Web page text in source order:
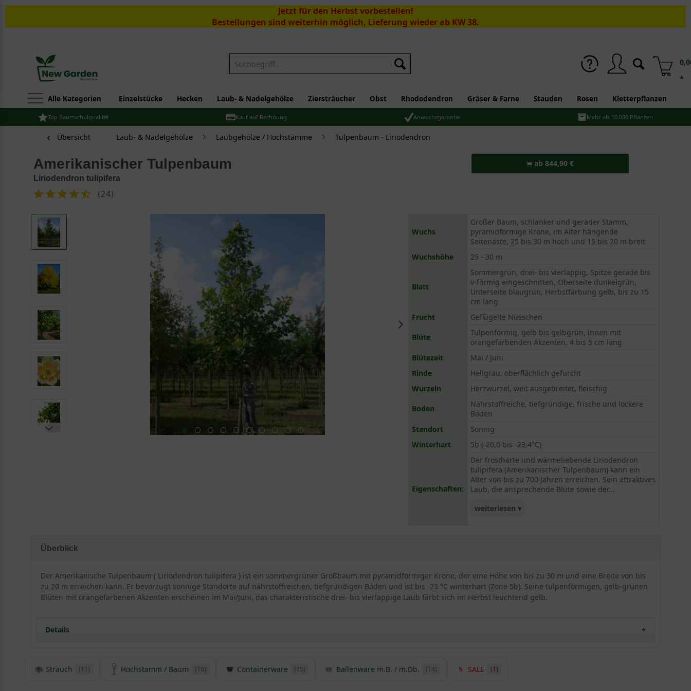
Jetzt für den Herbst vorbestellen!
Bestellungen sind weiterhin möglich, Lieferung wieder ab KW 38.
Suchen
*
Alle Kategorien Einzelstücke Hecken Laub- & Nadelgehölze Ziersträucher Obst Rhododendron Gräser & Farne Stauden Rosen Kletterpflanzen
Top Baumschulqualität Kauf auf Rechnung Anwuchsgarantie Mehr als 10.000 Pflanzen
Übersicht Laub- & Nadelgehölze Laubgehölze / Hochstämme Tulpenbaum - Liriodendron
Amerikanischer Tulpenbaum
Liriodendron tulipifera
(24)
ab 844,90 €
Wuchs
Großer Baum, schlanker und gerader Stamm,
pyramidförmige Krone, im Alter hängende
Seitenäste, 25 bis 30 m hoch und 15 bis 20 m breit
Wuchshöhe
25 - 30 m
Blatt
Sommergrün, drei- bis vierlappig, Spitze gerade bis
v-förmig eingeschnitten, Oberseite dunkelgrün,
Unterseite blaugrün, Herbstfärbung gelb, bis zu 15
cm lang
Frucht
Geflügelte Nüsschen
Blüte
Tulpenförmig, gelb bis gelbgrün, innen mit
orangefarbenden Akzenten, 4 bis 5 cm lang
Blütezeit
Mai / Juni
Rinde
Hellgrau, oberflächlich gefurcht
Wurzeln
Herzwurzel, weit ausgebreitet, fleischig
Boden
Nährstoffreiche, tiefgründige, frische und lockere
Böden
Standort
Sonnig
Winterhart
5b (-20,0 bis -23,4°C)
Eigenschaften:
Der frostharte und wärmeliebende Liriodendron
tulipifera (Amerikanischer Tulpenbaum) kann ein
Alter von bis zu 700 Jahren erreichen. Sein attraktives
Laub, die ansprechende Blüte sowie der...
weiterlesen ▾
Überblick
Der Amerikanische Tulpenbaum ( Liriodendron tulipifera ) ist ein sommergrüner Großbaum mit pyramidförmiger Krone, der eine Höhe von bis zu 30 m und eine Breite von bis
zu 20 m erreichen kann. Er bevorzugt sonnige Standorte auf nährstoffreichen, tiefgründigen Böden und ist bis -23 °C winterhart (Zone 5b). Seine tulpenförmigen, gelb-grünen
Blüten mit orangefarbenen Akzenten erscheinen im Mai/Juni, das charakteristische drei- bis vierlappige Laub färbt sich im Herbst leuchtend gelb.
Details
Der Tulpenbaum gewinnt auch in Europa an Popularität
Strauch (11) Hochstamm / Baum (18) Containerware (15) Ballenware m.B. / m.Db. (14) SALE (1)